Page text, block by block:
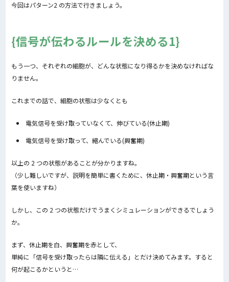
今回はパターン2 の方法で行きましょう。
信号が伝わるルールを決める1
もう一つ、それぞれの細胞が、どんな状態になり得るかを決めなければな
りません。
これまでの話で、細胞の状態は少なくとも
電気信号を受け取っていなくて、伸びている(休止期)
電気信号を受け取って、縮んでいる(興奮期)
以上の 2 つの状態があることが分かりますね。
（少し難しいですが、説明を簡単に書くために、休止期・興奮期という言
葉を使いますね）
しかし、この 2 つの状態だけでうまくシミュレーションができるでしょう
か。
まず、休止期を白、興奮期を赤として、
単純に「信号を受け取ったらは隣に伝える」とだけ決めてみます。すると
何が起こるかというと…